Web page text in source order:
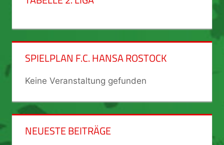
SPIELPLAN F.C. HANSA ROSTOCK
Keine Veranstaltung gefunden
NEUESTE BEITRÄGE